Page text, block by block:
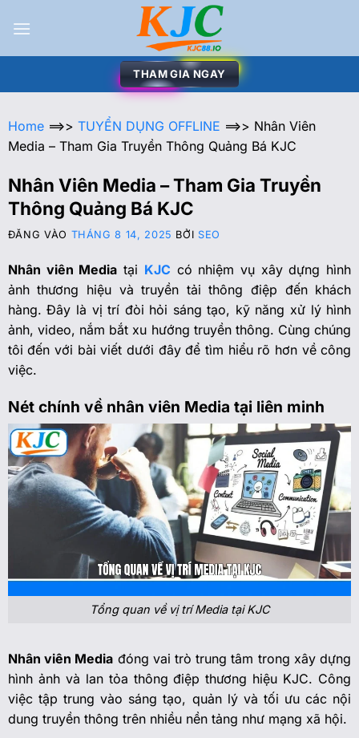
THAM GIA NGAY
Home==>> TUYỂN DỤNG OFFLINE ==>> Nhân Viên
Media – Tham Gia Truyền Thông Quảng Bá KJC
Nhân Viên Media – Tham Gia Truyền
Thông Quảng Bá KJC
ĐĂNG VÀO THÁNG 8 14, 2025 BỞI SEO
Nhân viên Media tại KJC có nhiệm vụ xây dựng hình
ảnh thương hiệu và truyền tải thông điệp đến khách
hàng. Đây là vị trí đòi hỏi sáng tạo, kỹ năng xử lý hình
ảnh, video, nắm bắt xu hướng truyền thông. Cùng chúng
tôi đến với bài viết dưới đây để tìm hiểu rõ hơn về công
việc.
Nét chính về nhân viên Media tại liên minh
Tổng quan về vị trí Media tại KJC
Nhân viên Media đóng vai trò trung tâm trong xây dựng
hình ảnh và lan tỏa thông điệp thương hiệu KJC. Công
việc tập trung vào sáng tạo, quản lý và tối ưu các nội
dung truyền thông trên nhiều nền tảng như mạng xã hội.